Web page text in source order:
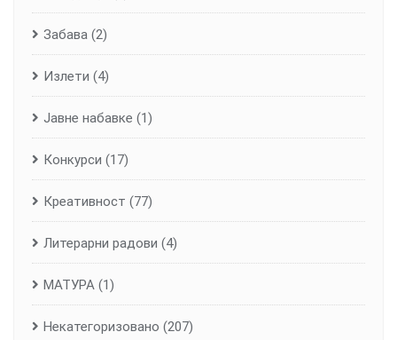
Забава (2)
Излети (4)
Јавне набавке (1)
Конкурси (17)
Креативност (77)
Литерарни радови (4)
МАТУРА (1)
Некатегоризовано (207)